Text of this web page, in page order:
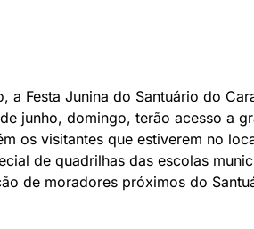
a Festa Junina do Santuário do
junho, domingo, terão acesso a
os visitantes que estiverem no
de quadrilhas das escolas
de moradores próximos do